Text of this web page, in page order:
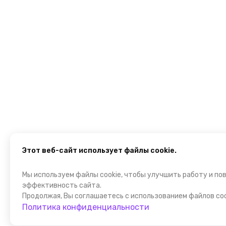
Этот веб-сайт использует файлы cookie.
Мы используем файлы cookie, чтобы улучшить работу и
эффективность сайта.
Продолжая, Вы соглашаетесь с использованием файлов
Политика конфиденциальности